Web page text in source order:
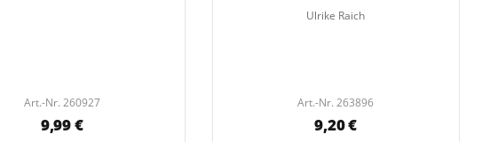
Art.-Nr. 260927
9,99 €
Ulrike Raich
Art.-Nr. 263896
9,20 €